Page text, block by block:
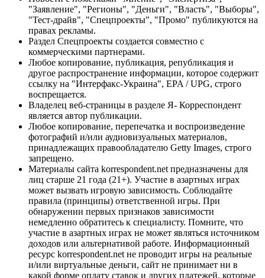
"Заявление", "Регионы", "Деньги", "Власть", "Выборы",
"Тест-драйв", "Спецпроекты", "Промо" публикуются на
правах рекламы.
Раздел Спецпроекты создается совместно с
коммерческими партнерами.
Любое копирование, публикация, републикация и
другое распространение информации, которое содержит
ссылку на "Интерфакс-Украина", EPA / UPG, строго
воспрещается.
Владелец веб-страницы в разделе Я- Корреспондент
является автор публикации.
Любое копирование, перепечатка и воспроизведение
фотографий и/или аудиовизуальных материалов,
принадлежащих правообладателю Getty Images, строго
запрещено.
Материалы сайта korrespondent.net предназначены для
лиц старше 21 года (21+). Участие в азартных играх
может вызвать игровую зависимость. Соблюдайте
правила (принципы) ответственной игры. При
обнаружении первых признаков зависимости
немедленно обратитесь к специалисту. Помните, что
участие в азартных играх не может являться источником
доходов или альтернативой работе. Информационный
ресурс korrespondent.net не проводит игры на реальные
и/или виртуальные деньги, сайт не принимает ни в
какой форме оплату ставок и других платежей, которые